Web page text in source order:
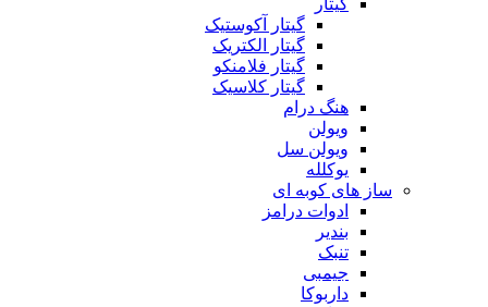
گیتار آکوستیک
گیتار الکتریک
گیتار فلامنکو
گیتار کلاسیک
هنگ درام
ویولن
ویولن سل
یوکلله
ساز های کوبه ای
ادوات درامز
بندیر
تنبک
جیمبی
داربوکا